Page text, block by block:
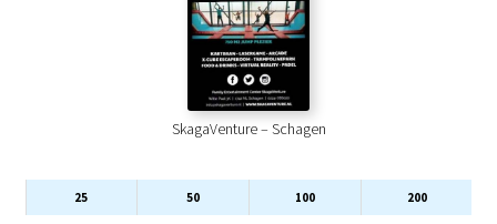
SkagaVenture – Schagen
25 50 100 200